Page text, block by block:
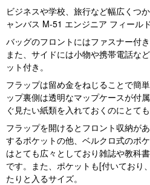
ビジネスや学校、旅行など幅広くつ
ャンバス M-51 エンジニア フィール
バッグのフロントにはファスナー付
また、サイドには小物や携帯電話な
ット付き。
フラップは留め金をねじることで簡
ップ裏側は透明なマップケースが付
ぐ見たい紙類を入れておくのにとても
フラップを開けるとフロント収納が
するポケットの他、ベルクロ式のポ
はとても広々としており雑誌や教科
です。また、ポケットも[付いており
たりと入るサイズ。